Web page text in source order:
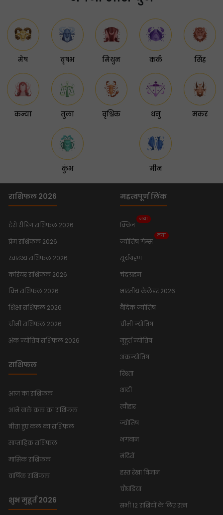
मेष वृषभ मिथुन कर्क सिंह
कन्या तुला वृश्चिक धनु मकर
कुंभ मीन
राशिफल 2026
टैरो रीडिंग राशिफल 2026
प्रेम राशिफल 2026
स्वास्थ्य राशिफल 2026
करियर राशिफल 2026
वित्त राशिफल 2026
शिक्षा राशिफल 2026
चीनी राशिफल 2026
अंक ज्योतिष राशिफल 2026
राशिफल
आज का राशिफल
आने वाले कल का राशिफल
बीता हुए कल का राशिफल
साप्ताहिक राशिफल
मासिक राशिफल
वार्षिक राशिफल
शुभ मुहूर्त 2026
महत्वपूर्ण लिंक
क्विज
नया
ज्योतिष गेम्स
नया
सूर्यग्रहण
चंद्रग्रहण
भारतीय कैलेंडर 2026
वैदिक ज्योतिष
चीनी ज्योतिष
मुहूर्त ज्योतिष
अंकज्योतिष
रिश्ता
शादी
त्यौहार
ज्योतिष
भगवान
मंदिरों
हस्त रेखा विज्ञान
चौघडिया
सभी 12 राशियों के लिए रत्न